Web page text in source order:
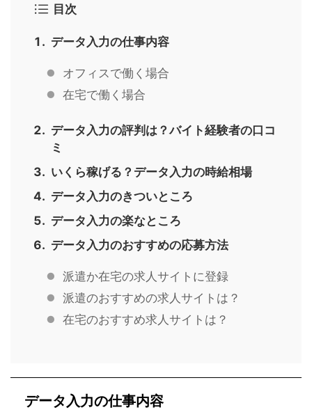
目次
データ入力の仕事内容
オフィスで働く場合
在宅で働く場合
データ入力の評判は？バイト経験者の口コ
ミ
いくら稼げる？データ入力の時給相場
データ入力のきついところ
データ入力の楽なところ
データ入力のおすすめの応募方法
派遣か在宅の求人サイトに登録
派遣のおすすめの求人サイトは？
在宅のおすすめ求人サイトは？
データ入力の仕事内容